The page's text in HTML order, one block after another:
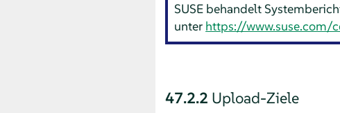
SUSE behandelt
unter https://
47.2.2 Upload-Ziele